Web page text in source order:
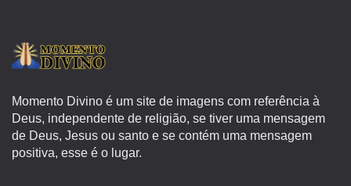
Momento Divino é um site de imagens com referência à
Deus, independente de religião, se tiver uma mensagem
de Deus, Jesus ou santo e se contém uma mensagem
positiva, esse é o lugar.